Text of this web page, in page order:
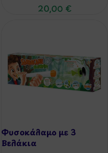
20,00 €
Φυσοκάλαμο με 3
Βελάκια